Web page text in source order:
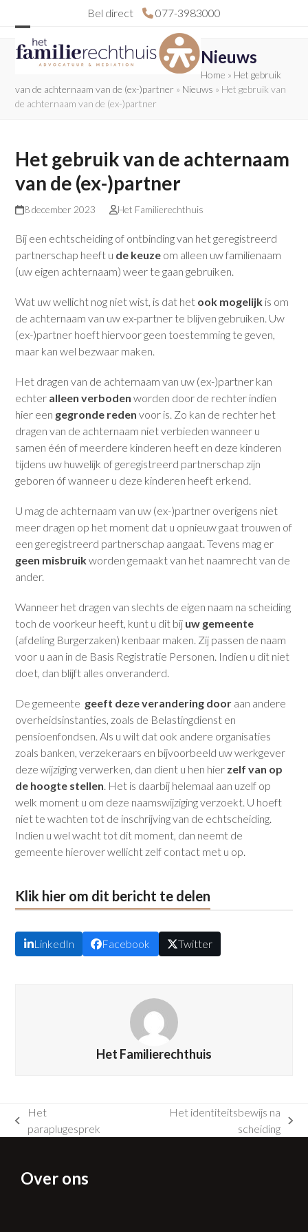
content
Bel direct 077-3983000
Open
mobile
menu
Close
mobile
menu
Nieuws
Home » Het gebruik
van de achternaam van de (ex-)partner » Nieuws » Het gebruik van
de achternaam van de (ex-)partner
Het gebruik van de achternaam
van de (ex-)partner
8 december 2023 Het Familierechthuis
Bij een echtscheiding of ontbinding van het geregistreerd
partnerschap heeft u de keuze om alleen uw familienaam
(uw eigen achternaam) weer te gaan gebruiken.
Wat uw wellicht nog niet wist, is dat het ook mogelijk is om
de achternaam van uw ex-partner te blijven gebruiken. Uw
(ex-)partner hoeft hiervoor geen toestemming te geven,
maar kan wel bezwaar maken.
Het dragen van de achternaam van uw (ex-)partner kan
echter alleen verboden worden door de rechter indien
hier een gegronde reden voor is. Zo kan de rechter het
dragen van de achternaam niet verbieden wanneer u
samen één of meerdere kinderen heeft en deze kinderen
tijdens uw huwelijk of geregistreerd partnerschap zijn
geboren óf wanneer u deze kinderen heeft erkend.
U mag de achternaam van uw (ex-)partner overigens niet
meer dragen op het moment dat u opnieuw gaat trouwen of
een geregistreerd partnerschap aangaat. Tevens mag er
geen misbruikworden gemaakt van het naamrecht van de
ander.
Wanneer het dragen van slechts de eigen naam na scheiding
toch de voorkeur heeft, kunt u dit bij uw gemeente
(afdeling Burgerzaken) kenbaar maken. Zij passen de naam
voor u aan in de Basis Registratie Personen. Indien u dit niet
doet, dan blijft alles onveranderd.
De gemeente geeft deze verandering door aan andere
overheidsinstanties, zoals de Belastingdienst en
pensioenfondsen. Als u wilt dat ook andere organisaties
zoals banken, verzekeraars en bijvoorbeeld uw werkgever
deze wijziging verwerken, dan dient u hen hier zelf van op
de hoogte stellen. Het is daarbij helemaal aan uzelf op
welk moment u om deze naamswijziging verzoekt. U hoeft
niet te wachten tot de inschrijving van de echtscheiding.
Indien u wel wacht tot dit moment, dan neemt de
gemeente hierover wellicht zelf contact met u op.
Klik hier om dit bericht te delen
LinkedIn Facebook Twitter
Het Familierechthuis
previous
Het
paraplugesprek
Het identiteitsbewijs na
scheiding
Over ons